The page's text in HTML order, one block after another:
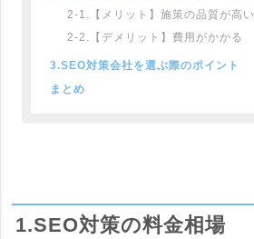
2-1.【メリット】施策の品質が高い
2-2.【デメリット】費用がかかる
3.SEO対策会社を選ぶ際のポイント
まとめ
1.SEO対策の料金相場